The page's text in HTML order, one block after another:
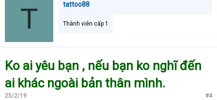
T tattoo88
Thành viên cấp 1
Ko ai yêu bạn , nếu bạn ko nghĩ đến
ai khác ngoài bản thân mình.
25/2/19 #4